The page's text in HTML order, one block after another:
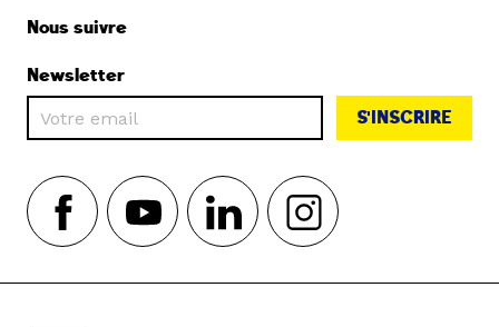
Nous suivre
Newsletter
S'INSCRIRE